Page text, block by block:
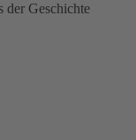
der Geschichte